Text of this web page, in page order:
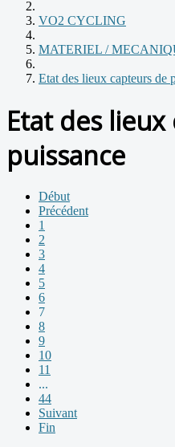
VO2 CYCLING
MATERIEL /
Etat des lieux capteurs de
Etat des
puissance
Début
Précédent
1
2
3
4
5
6
7
8
9
10
11
...
44
Suivant
Fin